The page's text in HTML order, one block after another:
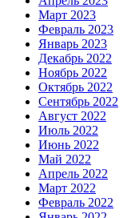
Март 2023
Февраль 2023
Январь 2023
Декабрь 2022
Ноябрь 2022
Октябрь 2022
Сентябрь 2022
Август 2022
Июль 2022
Июнь 2022
Май 2022
Апрель 2022
Март 2022
Февраль 2022